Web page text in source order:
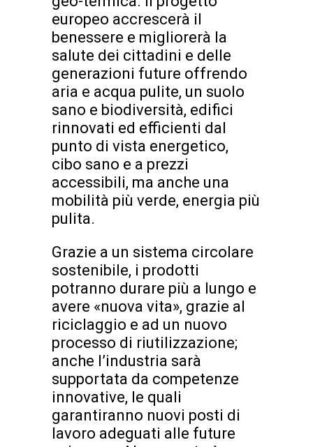
europeo accrescerà il
benessere e migliorerà la
salute dei cittadini e delle
generazioni future offrendo
aria e acqua pulite, un suolo
sano e biodiversità, edifici
rinnovati ed efficienti dal
punto di vista energetico,
cibo sano e a prezzi
accessibili, ma anche una
mobilità più verde, energia più
pulita.
Grazie a un sistema circolare
sostenibile, i prodotti
potranno durare più a lungo e
avere «nuova vita», grazie al
riciclaggio e ad un nuovo
processo di riutilizzazione;
anche l’industria sarà
supportata da competenze
innovative, le quali
garantiranno nuovi posti di
lavoro adeguati alle future